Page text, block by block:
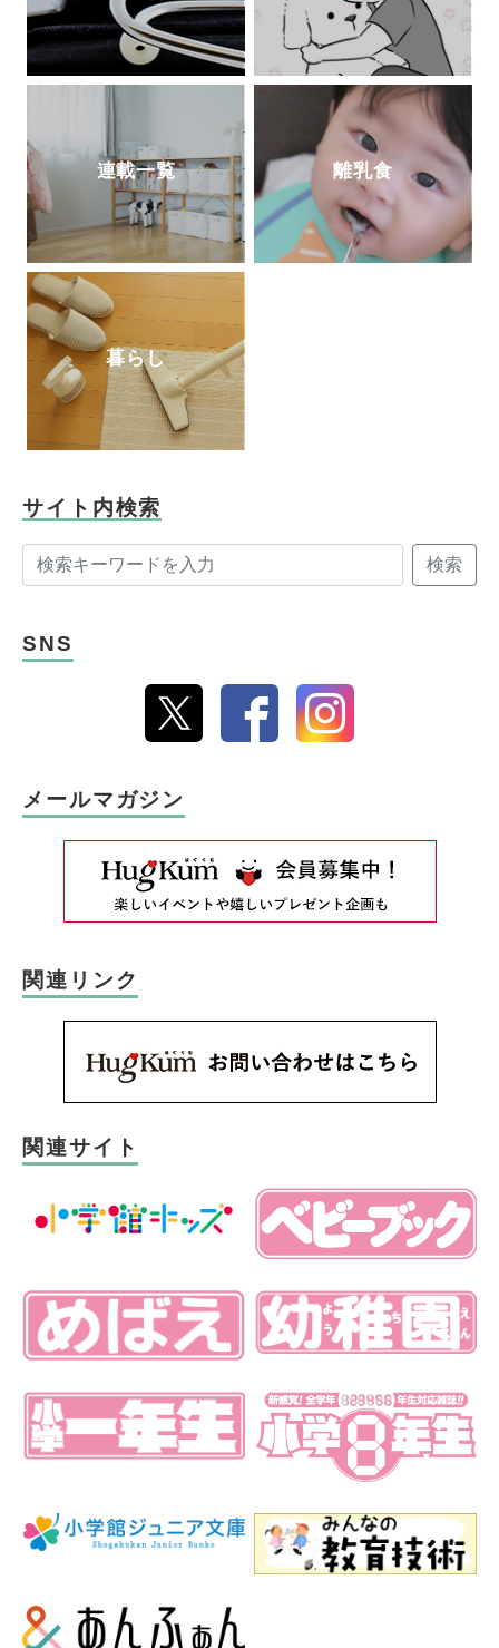
連載一覧 離乳食
暮らし
サイト内検索
検索
SNS
メールマガジン
関連リンク
関連サイト